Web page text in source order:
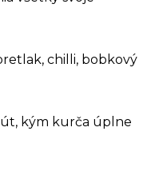
chilli, bobkový
kým kurča úplne